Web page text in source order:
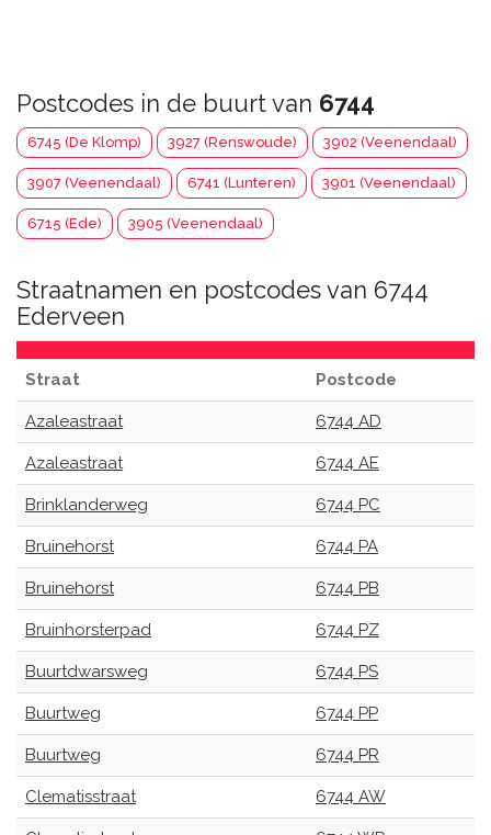
Postcodes in de buurt van 6744
6745 (De Klomp) 3927 (Renswoude) 3902 (Veenendaal)
3907 (Veenendaal) 6741 (Lunteren) 3901 (Veenendaal)
6715 (Ede) 3905 (Veenendaal)
Straatnamen en postcodes van 6744
Ederveen
Straat Postcode
Azaleastraat 6744 AD
Azaleastraat 6744 AE
Brinklanderweg 6744 PC
Bruinehorst 6744 PA
Bruinehorst 6744 PB
Bruinhorsterpad 6744 PZ
Buurtdwarsweg 6744 PS
Buurtweg 6744 PP
Buurtweg 6744 PR
Clematisstraat 6744 AW